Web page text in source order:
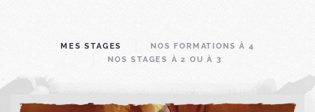
MES STAGES
NOS FORMATIONS À 4
NOS STAGES À 2 OU À 3